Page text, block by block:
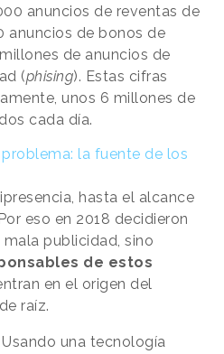
anuncios de reventas de
anuncios de bonos de
de anuncios de
(phising). Estas cifras
unos 6 millones de
cada día.
la fuente de los
hasta el alcance
eso en 2018 decidieron
publicidad, sino
de estos
en el origen del
raíz.
Usando una tecnología